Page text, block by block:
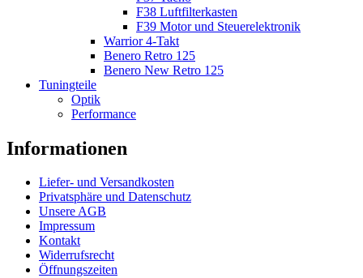
F38 Luftfilterkasten
F39 Motor und Steuerelektronik
Warrior 4-Takt
Benero Retro 125
Benero New Retro 125
Tuningteile
Optik
Performance
Informationen
Liefer- und Versandkosten
Privatsphäre und Datenschutz
Unsere AGB
Impressum
Kontakt
Widerrufsrecht
Öffnungszeiten